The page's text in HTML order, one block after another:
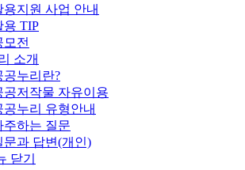
용지원 사업 안내
용 TIP
모전
소개
공누리란?
공저작물 자유이용
공누리 유형안내
주하는 질문
문과 답변(개인)
닫기